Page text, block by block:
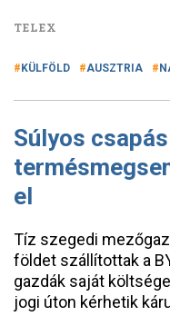
TELEX
KÜLFÖLD AUSZTRIA
Súlyos
el
Tíz szegedi
földet szállítottak a
gazdák saját
jogi úton kérhetik